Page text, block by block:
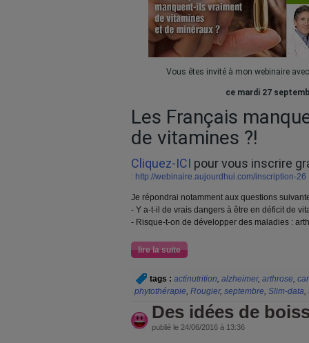
Vous êtes invité à mon webinaire
ce mardi 27
Les Français
de vitamines ?!
Cliquez-ICI pour vous inscrire
: http://webinaire.aujourdhui.com/inscription-26
Je répondrai notamment aux questions
- Y a-t-il de vrais dangers à être en déficit de
- Risque-t-on de développer des maladies :
lire la suite
tags : actinutrition, alzheimer, arthrose,
phytothérapie, Rougier, septembre, Slim-data,
Des idées de
publié le 24/06/2016 à 13:36